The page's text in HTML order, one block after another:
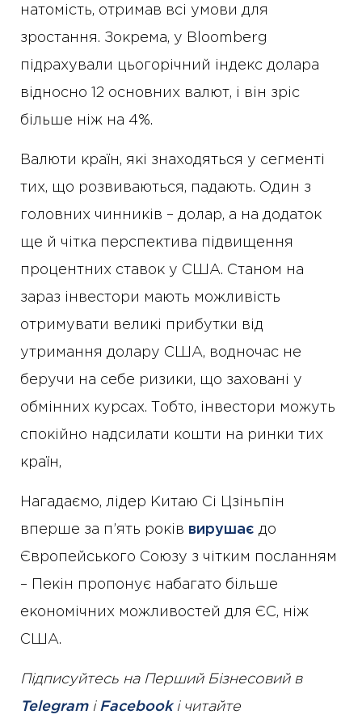
натомість, отримав всі умови для
зростання. Зокрема, у Bloomberg
підрахували цьогорічний індекс долара
відносно 12 основних валют, і він зріс
більше ніж на 4%.
Валюти країн, які знаходяться у сегменті
тих, що розвиваються, падають. Один з
головних чинників – долар, а на додаток
ще й чітка перспектива підвищення
процентних ставок у США. Станом на
зараз інвестори мають можливість
отримувати великі прибутки від
утримання долару США, водночас не
беручи на себе ризики, що заховані у
обмінних курсах. Тобто, інвестори можуть
спокійно надсилати кошти на ринки тих
країн,
Нагадаємо, лідер Китаю Сі Цзіньпін
вперше за п’ять років вирушає до
Європейського Союзу з чітким посланням
– Пекін пропонує набагато більше
економічних можливостей для ЄС, ніж
США.
Підписуйтесь на Перший Бізнесовий в
Telegramі Facebookі читайте